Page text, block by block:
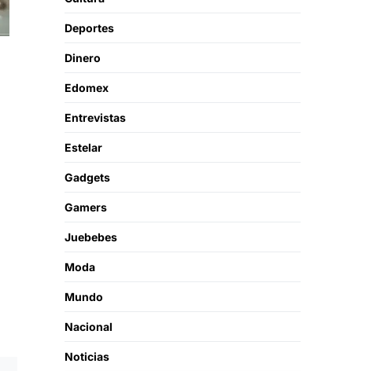
Deportes
Dinero
Edomex
Entrevistas
Estelar
Gadgets
Gamers
Juebebes
Moda
Mundo
Nacional
Noticias